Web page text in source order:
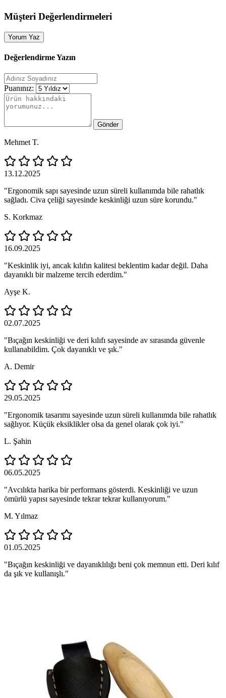
Müşteri Değerlendirmeleri
Yorum Yaz
Değerlendirme Yazın
Puanınız:
Gönder
Mehmet T.
13.12.2025
"Ergonomik sapı sayesinde uzun süreli kullanımda bile rahatlık
sağladı. Civa çeliği sayesinde keskinliği uzun süre korundu."
S. Korkmaz
16.09.2025
"Keskinlik iyi, ancak kılıfın kalitesi beklentim kadar değil. Daha
dayanıklı bir malzeme tercih ederdim."
Ayşe K.
02.07.2025
"Bıçağın keskinliği ve deri kılıfı sayesinde av sırasında güvenle
kullanabildim. Çok dayanıklı ve şık."
A. Demir
29.05.2025
"Ergonomik tasarımı sayesinde uzun süreli kullanımda bile rahatlık
sağlıyor. Küçük eksiklikler olsa da genel olarak çok iyi."
L. Şahin
06.05.2025
"Avcılıkta harika bir performans gösterdi. Keskinliği ve uzun
ömürlü yapısı sayesinde tekrar tekrar kullanıyorum."
M. Yılmaz
01.05.2025
"Bıçağın keskinliği ve dayanıklılığı beni çok memnun etti. Deri kılıf
da şık ve kullanışlı."